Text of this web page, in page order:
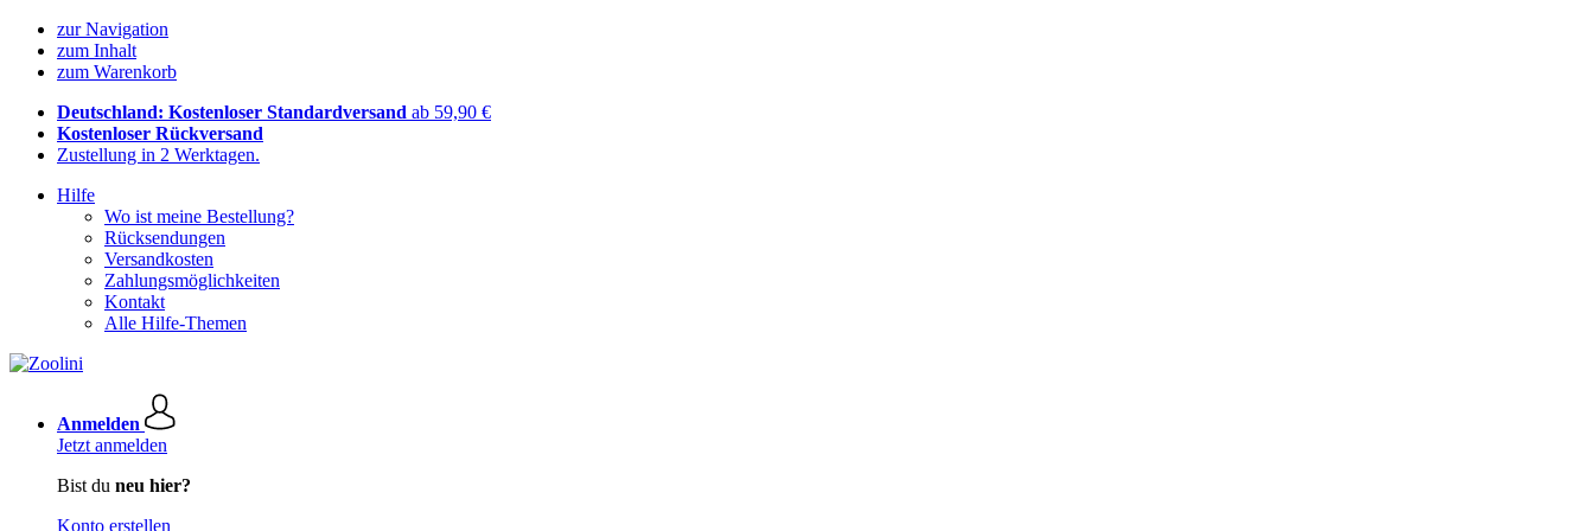
zur Navigation
zum Inhalt
zum Warenkorb
Deutschland: Kostenloser Standardversand ab 59,90 €
Kostenloser Rückversand
Zustellung in 2 Werktagen.
Hilfe
Wo ist meine Bestellung?
Rücksendungen
Versandkosten
Zahlungsmöglichkeiten
Kontakt
Alle Hilfe-Themen
Anmelden
Jetzt anmelden
Bist du neu hier?
Konto erstellen